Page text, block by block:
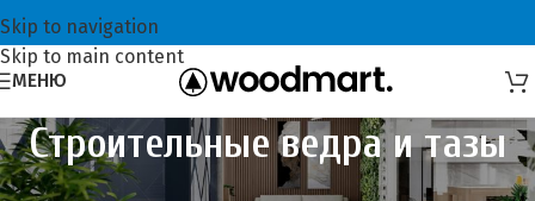
Skip to navigation
Skip to main content
МЕНЮ
Строительные ведра и тазы
Главная Инструменты Строительные ведра и тазы